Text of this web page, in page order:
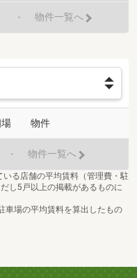
- 物件一覧へ
物件
- 物件一覧へ
る店舗の平均賃料（管理費・駐
し5戸以上の掲載があるものに
車場の平均賃料を算出したもの